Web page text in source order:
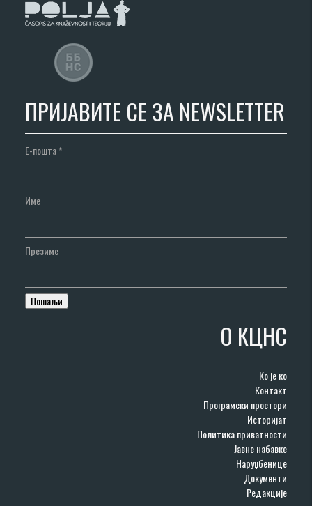
ПРИЈАВИТЕ СЕ ЗА NEWSLETTER
Е-пошта*
Име
Презиме
О КЦНС
Ко је ко
Контакт
Програмски простори
Историјат
Политика приватности
Јавне набавке
Наруџбенице
Документи
Редакције